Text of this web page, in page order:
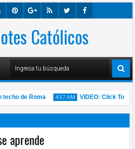
Est E-
Plus
R Ook
Católicos
de Roma 4:57 AM
VIDEO: Click To
l Padre Carlos Yepes
aprende